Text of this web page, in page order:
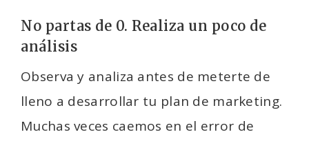
No partas de 0. Realiza un poco de
análisis
Observa y analiza antes de meterte de
lleno a desarrollar tu plan de marketing.
Muchas veces caemos en el error de